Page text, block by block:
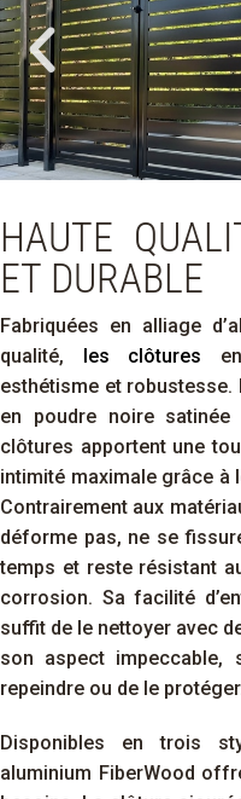
HAUTE
ET DURABLE
Fabriquées en alliage
qualité, les clôtures
esthétisme et
en poudre noire
clôtures apportent une
intimité maximale grâce à
Contrairement aux
déforme pas, ne se
temps et reste résistant
corrosion. Sa facilité
suffit de le nettoyer avec
son aspect impeccable,
repeindre ou de le
Disponibles en trois
aluminium FiberWood